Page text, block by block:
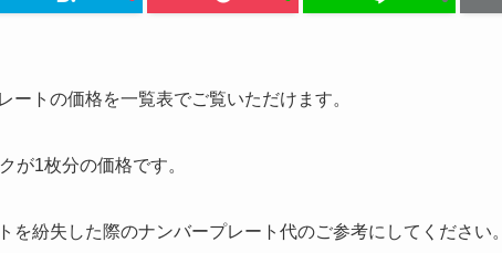
ートの価格を一覧表でご覧いただけます。
が1枚分の価格です。
を紛失した際のナンバープレート代のご参考にしてください。